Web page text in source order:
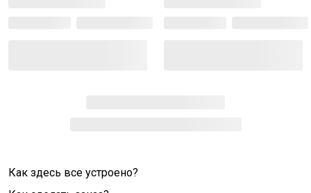
Как здесь все устроено?